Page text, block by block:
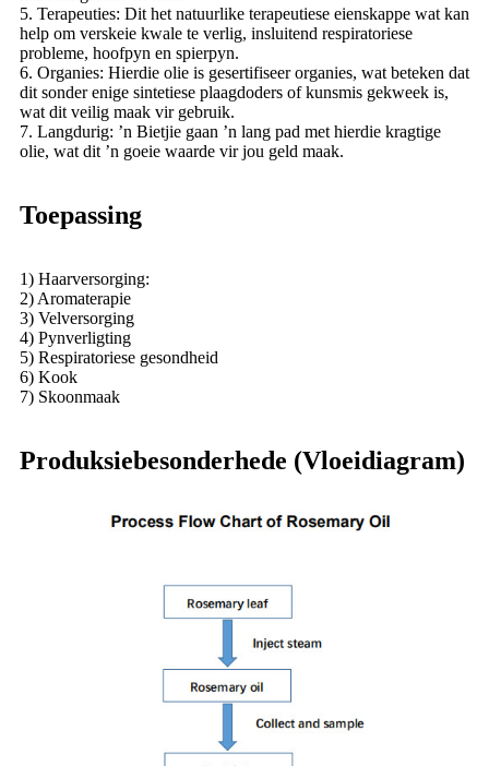
5. Terapeuties: Dit het natuurlike terapeutiese eienskappe wat kan
help om verskeie kwale te verlig, insluitend respiratoriese
probleme, hoofpyn en spierpyn.
6. Organies: Hierdie olie is gesertifiseer organies, wat beteken dat
dit sonder enige sintetiese plaagdoders of kunsmis gekweek is,
wat dit veilig maak vir gebruik.
7. Langdurig: ’n Bietjie gaan ’n lang pad met hierdie kragtige
olie, wat dit ’n goeie waarde vir jou geld maak.
Toepassing
1) Haarversorging:
2) Aromaterapie
3) Velversorging
4) Pynverligting
5) Respiratoriese gesondheid
6) Kook
7) Skoonmaak
Produksiebesonderhede (Vloeidiagram)